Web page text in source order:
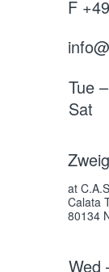
F
Tue
Sat
at
Calata
80134
Wed